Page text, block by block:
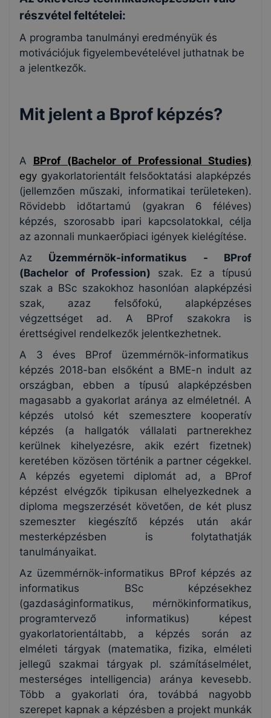
részvétel feltételei:
A programba tanulmányi eredményük és
motivációjuk figyelembevételével juthatnak be
a jelentkezők.
Mit jelent a Bprof képzés?
A BProf (Bachelor of Professional Studies)
egy gyakorlatorientált felsőoktatási alapképzés
(jellemzően műszaki, informatikai területeken).
Rövidebb időtartamú (gyakran 6 féléves)
képzés, szorosabb ipari kapcsolatokkal, célja
az azonnali munkaerőpiaci igények kielégítése.
Az Üzemmérnök-informatikus - BProf
(Bachelor of Profession) szak. Ez a típusú
szak a BSc szakokhoz hasonlóan alapképzési
szak, azaz felsőfokú, alapképzéses
végzettséget ad. A BProf szakokra is
érettségivel rendelkezők jelentkezhetnek.
A 3 éves BProf üzemmérnök-informatikus
képzés 2018-ban elsőként a BME-n indult az
országban, ebben a típusú alapképzésben
magasabb a gyakorlat aránya az elméletnél. A
képzés utolsó két szemesztere kooperatív
képzés (a hallgatók vállalati partnerekhez
kerülnek kihelyezésre, akik ezért fizetnek)
keretében közösen történik a partner cégekkel.
A képzés egyetemi diplomát ad, a BProf
képzést elvégzők tipikusan elhelyezkednek a
diploma megszerzését követően, de két plusz
szemeszter kiegészítő képzés után akár
mesterképzésben is folytathatják
tanulmányaikat.
Az üzemmérnök-informatikus BProf képzés az
informatikus BSc képzésekhez
(gazdaságinformatikus, mérnökinformatikus,
programtervező informatikus) képest
gyakorlatorientáltabb, a képzés során az
elméleti tárgyak (matematika, fizika, elméleti
jellegű szakmai tárgyak pl. számításelmélet,
mesterséges intelligencia) aránya kevesebb.
Több a gyakorlati óra, továbbá nagyobb
szerepet kapnak a képzésben a projekt munkák